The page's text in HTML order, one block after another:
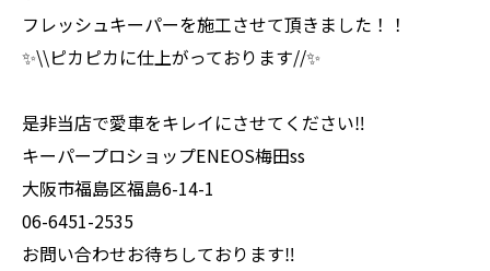
フレッシュキーパーを施工させて頂きました！！
✨\\ピカピカに仕上がっております//✨
是非当店で愛車をキレイにさせてください‼️
キーパープロショップENEOS梅田ss
大阪市福島区福島6-14-1
06-6451-2535
お問い合わせお待ちしております‼️